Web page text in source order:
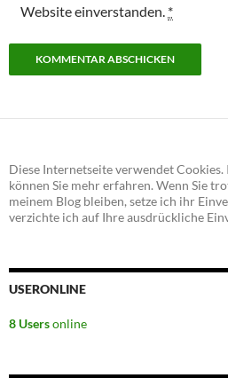
Website einverstanden. *
Diese Internetseite verwendet Cookies.
können Sie mehr erfahren. Wenn Sie
meinem Blog bleiben, setze ich ihr
verzichte ich auf Ihre ausdrückliche
USERONLINE
8 Usersonline